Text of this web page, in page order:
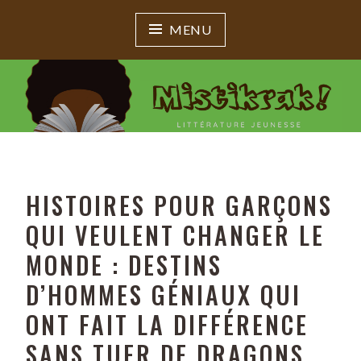
MENU
MISTIKRAK !
Littérature jeunesse
HISTOIRES POUR GARÇONS
QUI VEULENT CHANGER LE
MONDE : DESTINS
D’HOMMES GÉNIAUX QUI
ONT FAIT LA DIFFÉRENCE